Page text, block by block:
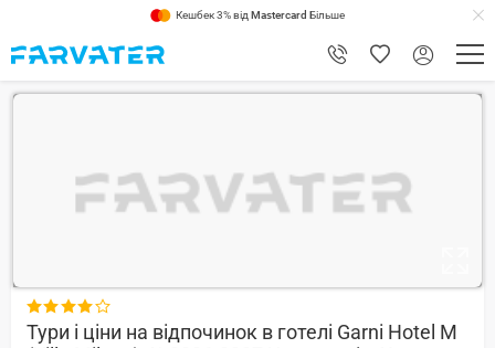
Кешбек 3% від Mastercard Більше

Тури і ціни на відпочинок в готелі Garni Hotel M